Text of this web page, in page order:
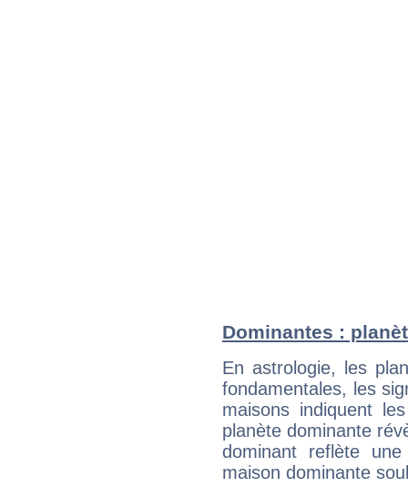
Dominantes :
En astrologie, les
fondamentales, les
maisons indiquent
planète dominante
dominant reflète
maison dominante